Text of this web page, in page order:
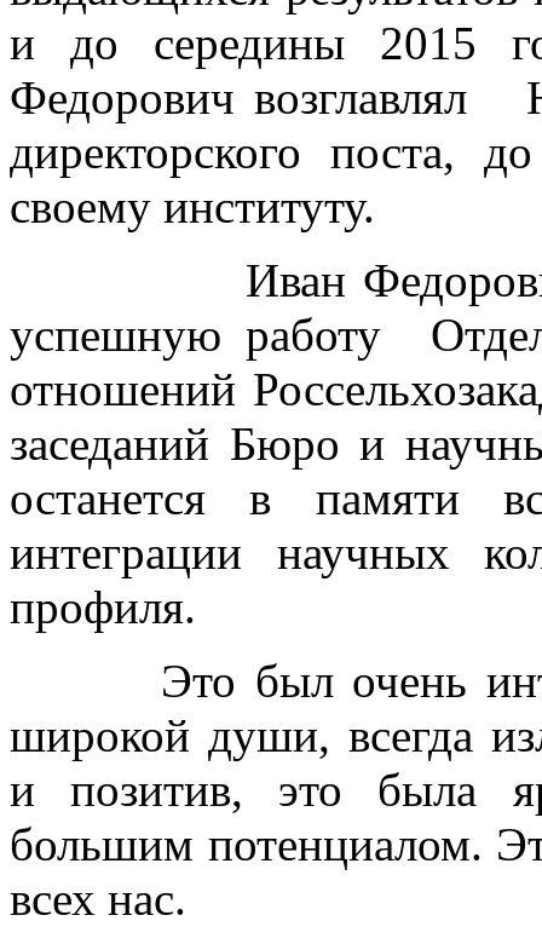
и до середины 2015
Федорович
директорского поста,
своему институту.
Иван Федорович
успешную работу
отношений
заседаний Бюро и
останется в памяти
интеграции научных
профиля.
Это был очень
широкой души, всегда
и позитив, это была
большим потенциалом.
всех нас.